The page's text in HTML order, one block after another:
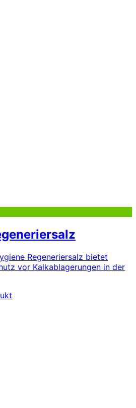
Regeneriersalz bietet
vor Kalkablagerungen in der